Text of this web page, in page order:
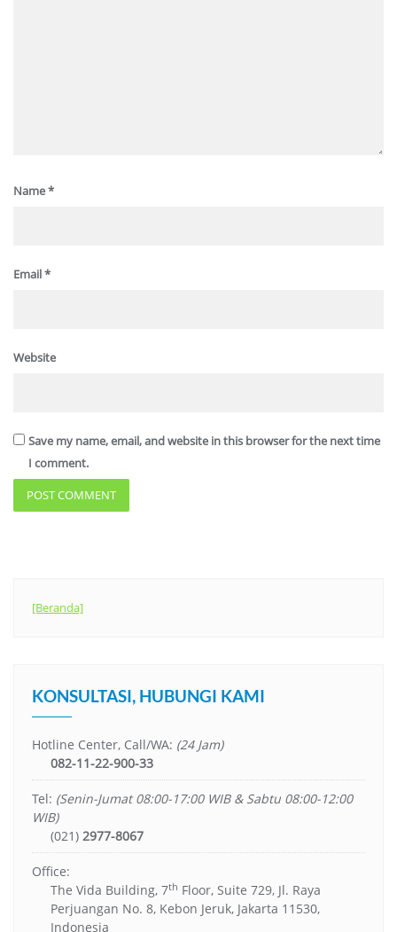
Name*
Email*
Website
Save my name, email, and website in this browser for the next time
I comment.
[Beranda]
KONSULTASI, HUBUNGI KAMI
Hotline Center, Call/WA: (24 Jam)
082-11-22-900-33
Tel: (Senin-Jumat 08:00-17:00 WIB & Sabtu 08:00-12:00
WIB)
(021) 2977-8067
Office:
The Vida Building, 7th Floor, Suite 729, Jl. Raya
Perjuangan No. 8, Kebon Jeruk, Jakarta 11530,
Indonesia